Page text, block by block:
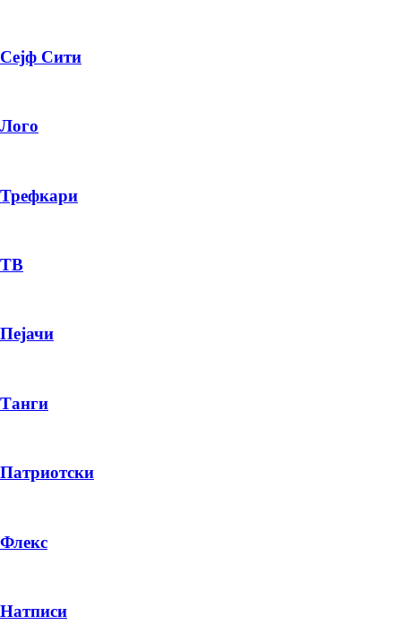
Сејф Сити
Лого
Трефкари
ТВ
Пејачи
Танги
Патриотски
Флекс
Натписи